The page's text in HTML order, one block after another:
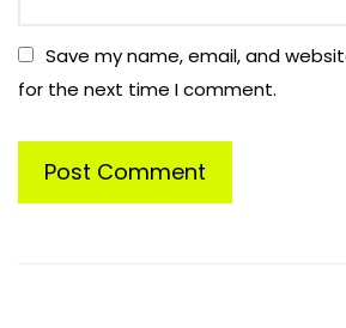
Save my name, email, and
for the next time I comment.